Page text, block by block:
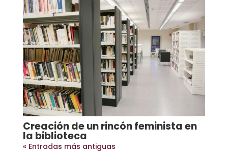
Creación de un rincón feminista en
la biblioteca
« Entradas más antiguas